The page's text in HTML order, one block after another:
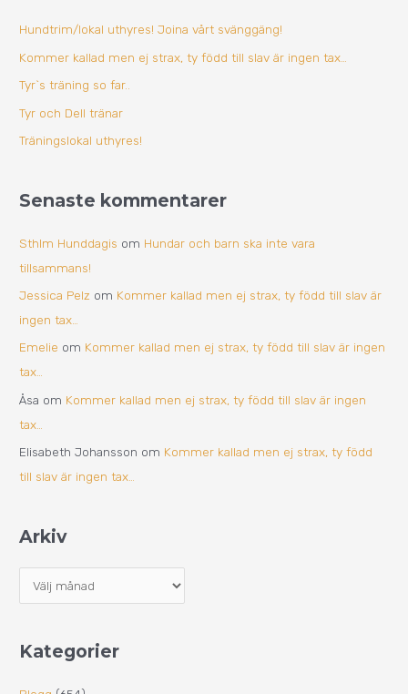
e
r
:
Hundtrim/lokal uthyres! Joina vårt svänggäng!
Kommer kallad men ej strax, ty född till slav är ingen tax…
Tyr`s träning so far..
Tyr och Dell tränar
Träningslokal uthyres!
Senaste kommentarer
Sthlm Hunddagis om Hundar och barn ska inte vara
tillsammans!
Jessica Pelz om Kommer kallad men ej strax, ty född till slav är
ingen tax…
Emelie om Kommer kallad men ej strax, ty född till slav är ingen
tax…
Åsa om Kommer kallad men ej strax, ty född till slav är ingen
tax…
Elisabeth Johansson om Kommer kallad men ej strax, ty född
till slav är ingen tax…
Arkiv
Kategorier